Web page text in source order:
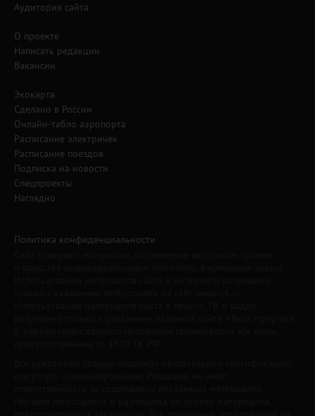
Аудитория сайта
О проекте
Написать редакции
Вакансии
Экокарта
Сделано в России
Онлайн-табло аэропорта
Расписание электричек
Расписание поездов
Подписка на новости
Спецпроекты
Наглядно
Политика конфиденциальности